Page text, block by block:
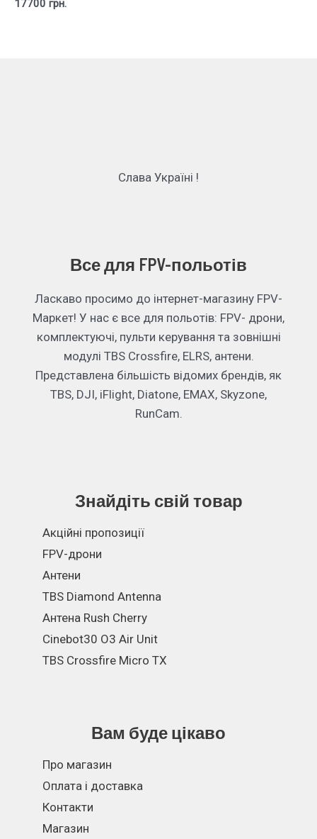
17700 грн.
Слава Україні !
Все для FPV-польотів
Ласкаво просимо до інтернет-магазину FPV-
Маркет! У нас є все для польотів: FPV- дрони,
комплектуючі, пульти керування та зовнішні
модулі TBS Crossfire, ELRS, антени.
Представлена більшість відомих брендів, як
TBS, DJI, iFlight, Diatone, EMAX, Skyzone,
RunCam.
Знайдіть свій товар
Акційні пропозиції
FPV-дрони
Антени
TBS Diamond Antenna
Антена Rush Cherry
Cinebot30 O3 Air Unit
TBS Crossfire Micro TX
Вам буде цікаво
Про магазин
Оплата і доставка
Контакти
Магазин